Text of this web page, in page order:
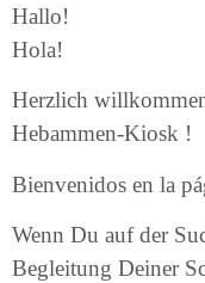
Hallo!
Hola!
Herzlich
Hebammen-Kiosk !
Bienvenidos en la
Wenn Du auf der
Begleitung Deiner